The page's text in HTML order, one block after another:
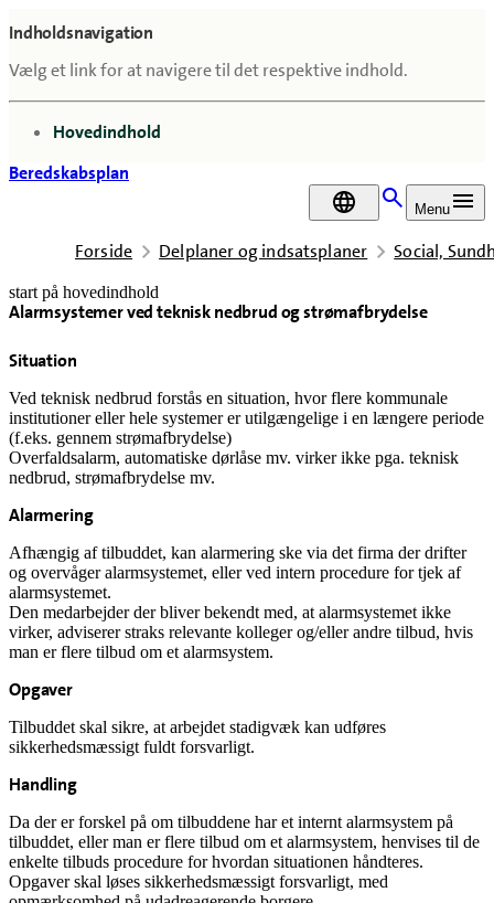
Indholdsnavigation
Vælg et link for at navigere til det respektive indhold.
gå til
Hovedindhold
Beredskabsplan
DA
Menu
Forside Delplaner og indsatsplaner Social,
start på hovedindhold
Alarmsystemer ved teknisk nedbrud og strømafbrydelse
senest opdateret 18. februar 2026
Situation
Ved teknisk nedbrud forstås en situation, hvor flere kommunale
institutioner eller hele systemer er utilgængelige i en længere periode
(f.eks. gennem strømafbrydelse)
Overfaldsalarm, automatiske dørlåse mv. virker ikke pga. teknisk
nedbrud, strømafbrydelse mv.
Alarmering
Afhængig af tilbuddet, kan alarmering ske via det firma der drifter
og overvåger alarmsystemet, eller ved intern procedure for tjek af
alarmsystemet.
Den medarbejder der bliver bekendt med, at alarmsystemet ikke
virker, adviserer straks relevante kolleger og/eller andre tilbud, hvis
man er flere tilbud om et alarmsystem.
Opgaver
Tilbuddet skal sikre, at arbejdet stadigvæk kan udføres
sikkerhedsmæssigt fuldt forsvarligt.
Handling
Da der er forskel på om tilbuddene har et internt alarmsystem på
tilbuddet, eller man er flere tilbud om et alarmsystem, henvises til de
enkelte tilbuds procedure for hvordan situationen håndteres.
Opgaver skal løses sikkerhedsmæssigt forsvarligt, med